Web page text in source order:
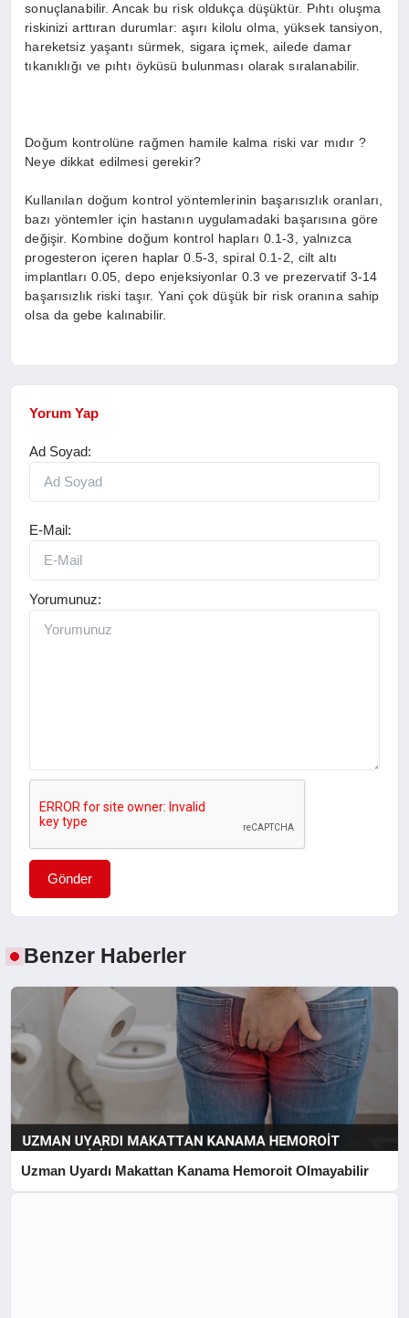
sonuçlanabilir. Ancak bu risk oldukça düşüktür. Pıhtı oluşma
riskinizi arttıran durumlar: aşırı kilolu olma, yüksek tansiyon,
hareketsiz yaşantı sürmek, sigara içmek, ailede damar
tıkanıklığı ve pıhtı öyküsü bulunması olarak sıralanabilir.
Doğum kontrolüne rağmen hamile kalma riski var mıdır ?
Neye dikkat edilmesi gerekir?
Kullanılan doğum kontrol yöntemlerinin başarısızlık oranları,
bazı yöntemler için hastanın uygulamadaki başarısına göre
değişir. Kombine doğum kontrol hapları 0.1-3, yalnızca
progesteron içeren haplar 0.5-3, spiral 0.1-2, cilt altı
implantları 0.05, depo enjeksiyonlar 0.3 ve prezervatif 3-14
başarısızlık riski taşır. Yani çok düşük bir risk oranına sahip
olsa da gebe kalınabilir.
Yorum Yap
Ad Soyad:
E-Mail:
Yorumunuz:
Gönder
Benzer Haberler
Uzman Uyardı Makattan Kanama Hemoroit Olmayabilir